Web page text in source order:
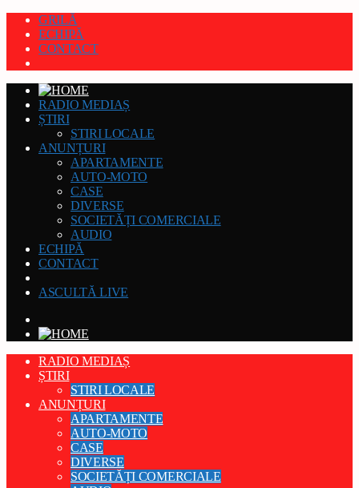
GRILĂ
ECHIPĂ
CONTACT
RADIO MEDIAȘ
ȘTIRI
STIRI LOCALE
ANUNȚURI
APARTAMENTE
AUTO-MOTO
CASE
DIVERSE
SOCIETĂȚI COMERCIALE
AUDIO
ECHIPĂ
CONTACT
ASCULTĂ LIVE
RADIO MEDIAȘ
ȘTIRI
STIRI LOCALE
ANUNȚURI
APARTAMENTE
AUTO-MOTO
CASE
DIVERSE
SOCIETĂȚI COMERCIALE